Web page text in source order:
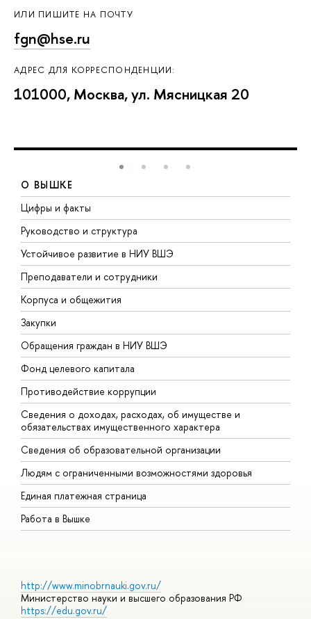
ИЛИ ПИШИТЕ НА ПОЧТУ
fgn@hse.ru
АДРЕС ДЛЯ КОРРЕСПОНДЕНЦИИ:
101000, Москва, ул. Мясницкая 20
О ВЫШКЕ
Цифры и факты
Руководство и структура
Устойчивое развитие в НИУ ВШЭ
Преподаватели и сотрудники
Корпуса и общежития
Закупки
Обращения граждан в НИУ ВШЭ
Фонд целевого капитала
Противодействие коррупции
Сведения о доходах, расходах, об имуществе и
обязательствах имущественного характера
Сведения об образовательной организации
Людям с ограниченными возможностями здоровья
Единая платежная страница
Работа в Вышке
http://www.minobrnauki.gov.ru/
Министерство науки и высшего образования РФ
https://edu.gov.ru/